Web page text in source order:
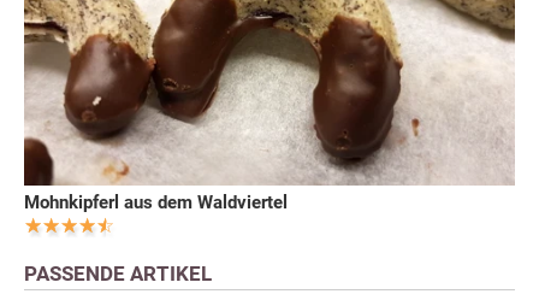
Mohnkipferl aus dem Waldviertel
PASSENDE ARTIKEL